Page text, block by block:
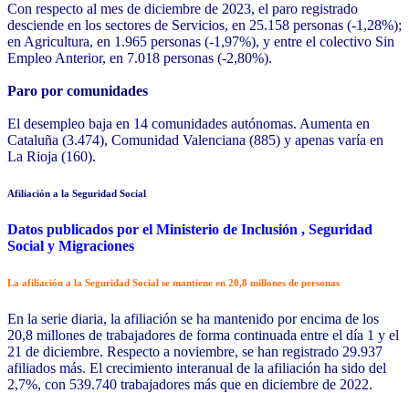
Con respecto al mes de diciembre de 2023, el paro registrado
desciende en los sectores de Servicios, en 25.158 personas (-1,28%);
en Agricultura, en 1.965 personas (-1,97%), y entre el colectivo Sin
Empleo Anterior, en 7.018 personas (-2,80%).
Paro por comunidades
El desempleo baja en 14 comunidades autónomas. Aumenta en
Cataluña (3.474), Comunidad Valenciana (885) y apenas varía en
La Rioja (160).
Afiliación a la Seguridad Social
Datos publicados por el Ministerio de Inclusión , Seguridad
Social y Migraciones
La afiliación a la Seguridad Social se mantiene en 20,8 millones de personas
En la serie diaria, la afiliación se ha mantenido por encima de los
20,8 millones de trabajadores de forma continuada entre el día 1 y el
21 de diciembre. Respecto a noviembre, se han registrado 29.937
afiliados más. El crecimiento interanual de la afiliación ha sido del
2,7%, con 539.740 trabajadores más que en diciembre de 2022.